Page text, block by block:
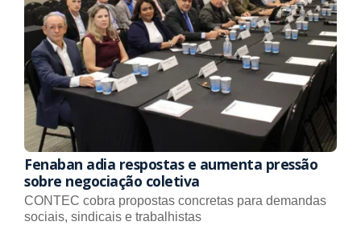
Fenaban adia respostas e aumenta pressão
sobre negociação coletiva
CONTEC cobra propostas concretas para demandas
sociais, sindicais e trabalhistas